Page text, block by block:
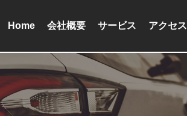
Home 会社概要 サービス アクセス